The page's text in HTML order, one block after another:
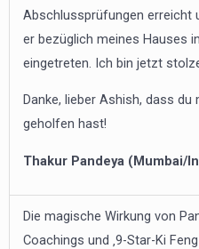
Abschlussprüfungen erreicht
er bezüglich meines Hauses
eingetreten. Ich bin jetzt
Danke, lieber Ashish, dass
geholfen hast!
Thakur Pandeya (Mumbai/
Die magische Wirkung von
Coachings und ‚9-Star-Ki